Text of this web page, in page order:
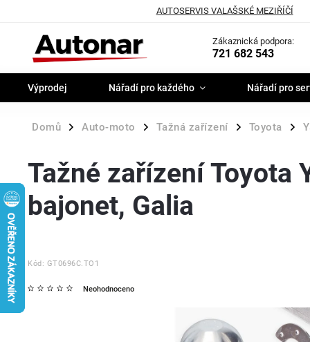
AUTOSERVIS VALAŠSKÉ MEZIŘÍČÍ
Zákaznická podpora:
721 682 543
Výprodej Nářadí pro každého Nářadí pro
Domů / Auto-moto / Tažná zařízení / Toyota /
Tažné zařízení Toyota
bajonet, Galia
Kód: GT0696C.TO1
Neohodnoceno